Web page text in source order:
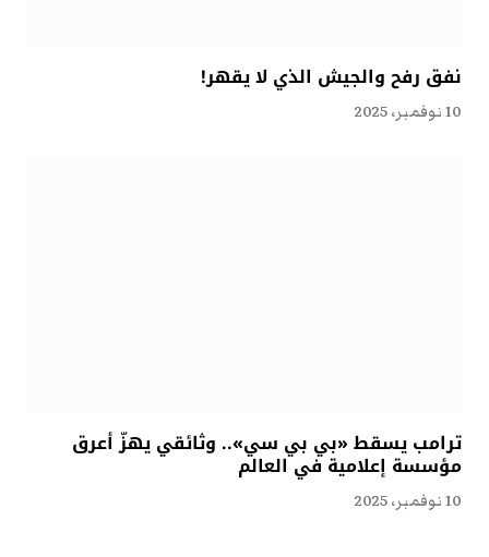
نفق رفح والجيش الذي لا يقهر!
10 نوفمبر، 2025
ترامب يسقط «بي بي سي».. وثائقي يهزّ أعرق
مؤسسة إعلامية في العالم
10 نوفمبر، 2025